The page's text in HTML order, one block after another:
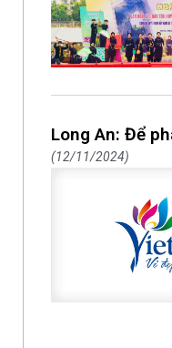
Long An: Để
12/11/2024